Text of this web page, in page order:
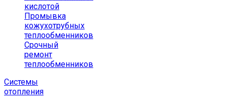
кислотой
Промывка
кожухотрубных
теплообменников
Срочный
ремонт
теплообменников
Системы
отопления